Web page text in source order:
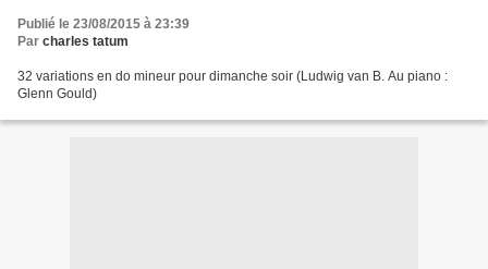
Publié le 23/08/2015 à 23:39
Par charles tatum
32 variations en do mineur pour dimanche soir (Ludwig van B. Au piano :
Glenn Gould)